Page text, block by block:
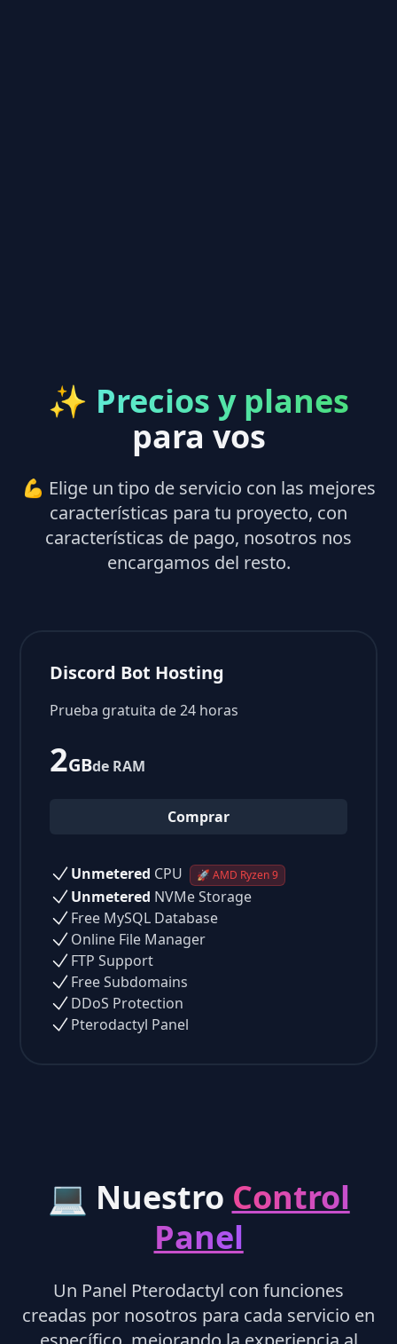
✨ Precios y planes
para vos
💪 Elige un tipo de servicio con las mejores
características para tu proyecto, con
características de pago, nosotros nos
encargamos del resto.
Discord Bot Hosting
Prueba gratuita de 24 horas
2GBde RAM
Comprar
Unmetered CPU 🚀 AMD Ryzen 9
Unmetered NVMe Storage
Free MySQL Database
Online File Manager
FTP Support
Free Subdomains
DDoS Protection
Pterodactyl Panel
💻 Nuestro Control
Panel
Un Panel Pterodactyl con funciones
creadas por nosotros para cada servicio en